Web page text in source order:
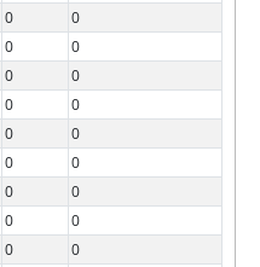
0
0
0
0
0
0
0
0
0
0
0
0
0
0
0
0
0
0